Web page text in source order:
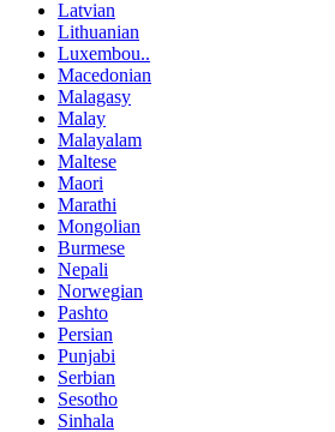
Latvian
Lithuanian
Luxembou..
Macedonian
Malagasy
Malay
Malayalam
Maltese
Maori
Marathi
Mongolian
Burmese
Nepali
Norwegian
Pashto
Persian
Punjabi
Serbian
Sesotho
Sinhala